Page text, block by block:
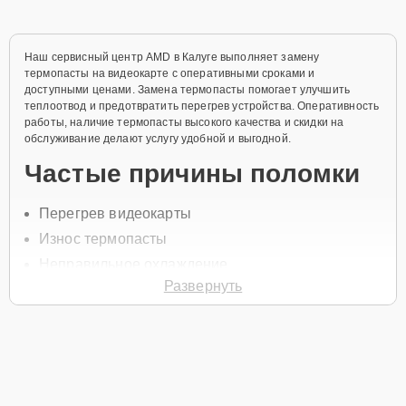
Наш сервисный центр AMD в Калуге выполняет замену
термопасты на видеокарте с оперативными сроками и
доступными ценами. Замена термопасты помогает улучшить
теплоотвод и предотвратить перегрев устройства. Оперативность
работы, наличие термопасты высокого качества и скидки на
обслуживание делают услугу удобной и выгодной.
Частые причины поломки
Перегрев видеокарты
Износ термопасты
Повреждение радиатора
Развернуть